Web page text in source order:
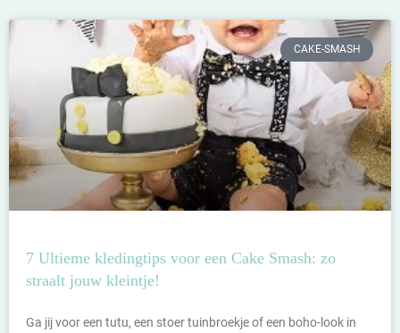
CAKE-SMASH
7 Ultieme kledingtips voor een Cake Smash: zo
straalt jouw kleintje!
Ga jij voor een tutu, een stoer tuinbroekje of een boho-look in